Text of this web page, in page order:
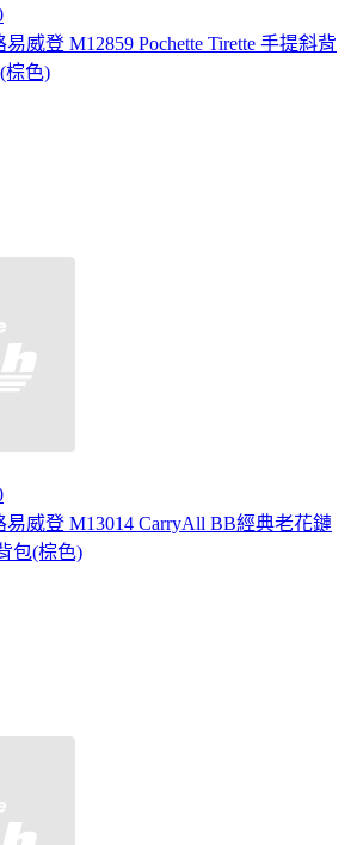
威登 M12859 Pochette Tirette 手提斜背
棕色)
易威登 M13014 CarryAll BB經典老花鏈
包(棕色)